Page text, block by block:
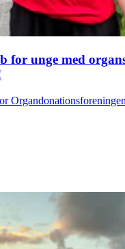
for unge med